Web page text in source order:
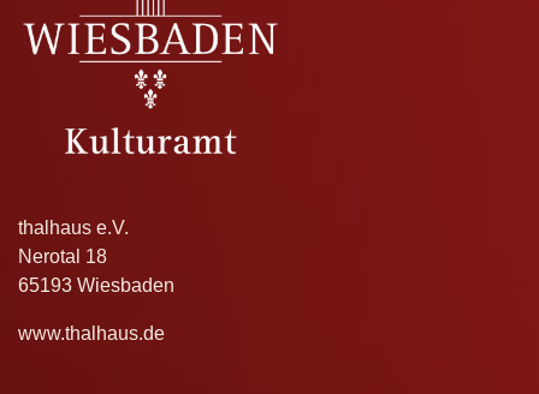
thalhaus e.V.
Nerotal 18
65193 Wiesbaden
www.thalhaus.de